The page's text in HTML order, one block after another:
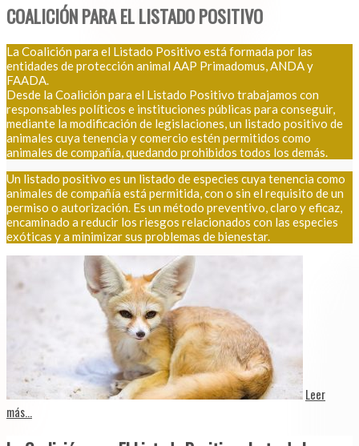
COALICIÓN PARA EL LISTADO POSITIVO
La Coalición para el Listado Positivo está formada por las
entidades de protección animal AAP Primadomus, ANDA y
FAADA.
Desde la Coalición para el Listado Positivo trabajamos con
responsables políticos e instituciones públicas para conseguir,
mediante la modificación de legislaciones, un listado positivo de
animales cuya tenencia y comercio estén permitidos como
animales de compañía, quedando prohibidos todos los demás.
Un listado positivo es un listado de especies cuya tenencia como
animales de compañía está permitida, con o sin el requisito de un
permiso o autorización. Es un método preventivo, claro y eficaz,
encaminado a reducir los riesgos relacionados con las especies
exóticas y a minimizar sus problemas de bienestar.
Leer
más...